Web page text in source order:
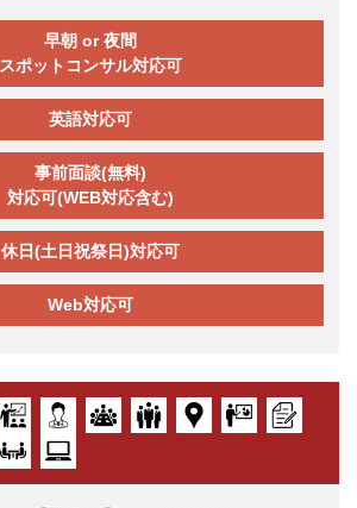
早朝 or 夜間
スポットコンサル対応可
英語対応可
事前面談(無料)
対応可(WEB対応含む)
休日(土日祝祭日)対応可
Web対応可